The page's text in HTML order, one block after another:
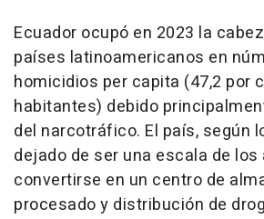
Ecuador ocupó en 2023 la
países latinoamericanos en
homicidios per capita (47,2 por
habitantes) debido
del narcotráfico. El país, según
dejado de ser una escala de
convertirse en un centro de
procesado y distribución de